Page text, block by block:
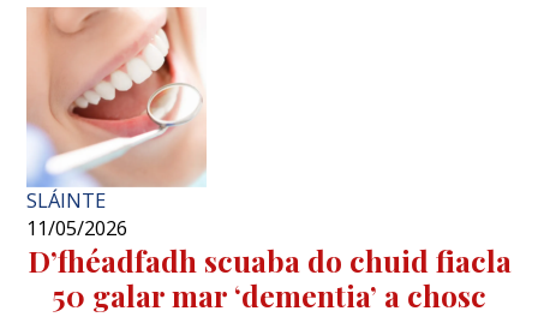
SLÁINTE
11/05/2026
D’fhéadfadh scuaba do chuid fiacla
50 galar mar ‘dementia’ a chosc